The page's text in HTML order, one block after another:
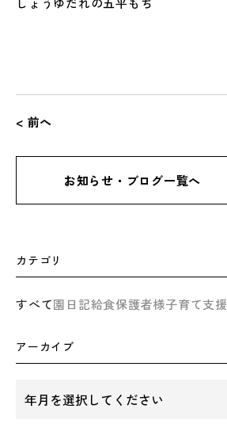
< 前へ
お知らせ・ブログ一覧へ
カテゴリ
すべて園日記給食保護者様子育て支援
アーカイブ